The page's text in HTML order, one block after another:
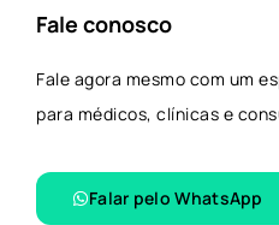
Fale conosco
Fale agora mesmo com um
para médicos, clínicas e
Falar pelo WhatsApp​